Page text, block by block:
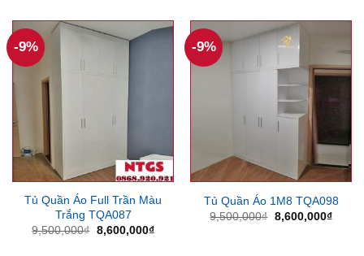
6,050,000₫.
-9%
Tủ Quần Áo Full Trần Màu
Trắng TQA087
9,500,000₫ Giá
8,600,000₫Giá
-9%
Tủ Quần Áo 1M8 TQA098
9,500,000₫ Giá
8,600,000₫Giá